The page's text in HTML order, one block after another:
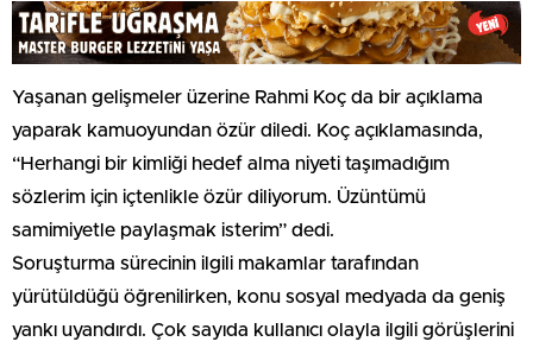
Yaşanan gelişmeler üzerine Rahmi Koç da bir açıklama
yaparak kamuoyundan özür diledi. Koç açıklamasında,
“Herhangi bir kimliği hedef alma niyeti taşımadığım
sözlerim için içtenlikle özür diliyorum. Üzüntümü
samimiyetle paylaşmak isterim” dedi.
Soruşturma sürecinin ilgili makamlar tarafından
yürütüldüğü öğrenilirken, konu sosyal medyada da geniş
yankı uyandırdı. Çok sayıda kullanıcı olayla ilgili görüşlerini